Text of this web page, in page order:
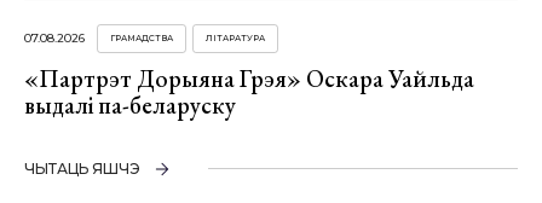
07.08.2026 ГРАМАДСТВА ЛІТАРАТУРА
«Партрэт Дорыяна Грэя» Оскара Уайльда
выдалі па-беларуску
ЧЫТАЦЬ ЯШЧЭ